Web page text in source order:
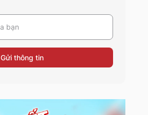
Gửi thông tin